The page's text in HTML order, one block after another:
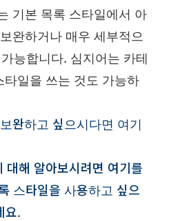
기본 목록 스타일에서 아
완하거나 매우 세부적으
능합니다. 심지어는 카테
일을 쓰는 것도 가능하
완하고 싶으시다면 여기
대해 알아보시려면 여기를
스타일을 사용하고 싶으
요.